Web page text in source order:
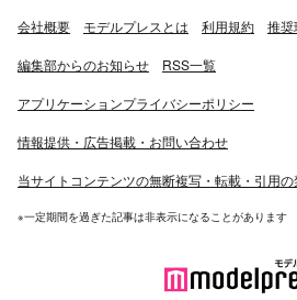
会社概要 モデルプレスとは 利用規約 推奨
編集部からのお知らせ RSS一覧
アプリケーションプライバシーポリシー
情報提供・広告掲載・お問い合わせ
当サイトコンテンツの無断複写・転載・引用
※一定期間を過ぎた記事は非表示になることがあります